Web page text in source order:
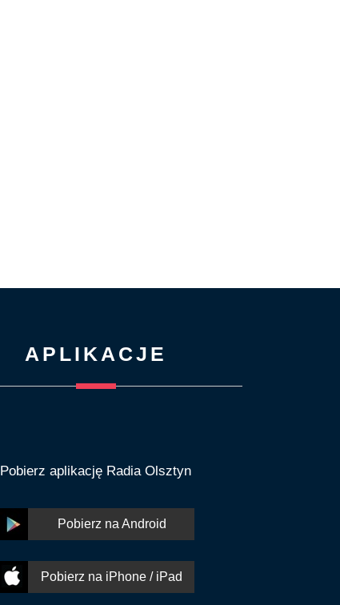
APLIKACJE
Pobierz aplikację Radia Olsztyn
Pobierz na Android
Pobierz na iPhone / iPad